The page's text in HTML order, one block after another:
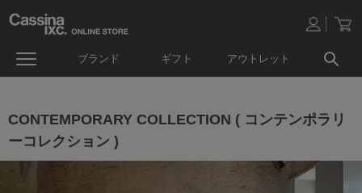
ブランド ギフト アウトレット
CONTEMPORARY COLLECTION ( コンテンポラリ
ーコレクション )